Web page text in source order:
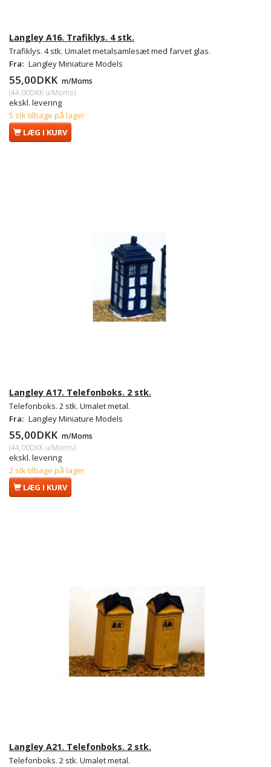
Langley A16. Trafiklys. 4 stk.
Trafiklys. 4 stk. Umalet metalsamlesæt med farvet glas.
Fra: Langley Miniature Models
55,00DKK m/Moms
(44,00DKK u/Moms)
ekskl. levering
5 stk tilbage på lager
LÆG I KURV
Langley A17. Telefonboks. 2 stk.
Telefonboks. 2 stk. Umalet metal.
Fra: Langley Miniature Models
55,00DKK m/Moms
(44,00DKK u/Moms)
ekskl. levering
2 stk tilbage på lager
LÆG I KURV
Langley A21. Telefonboks. 2 stk.
Telefonboks. 2 stk. Umalet metal.